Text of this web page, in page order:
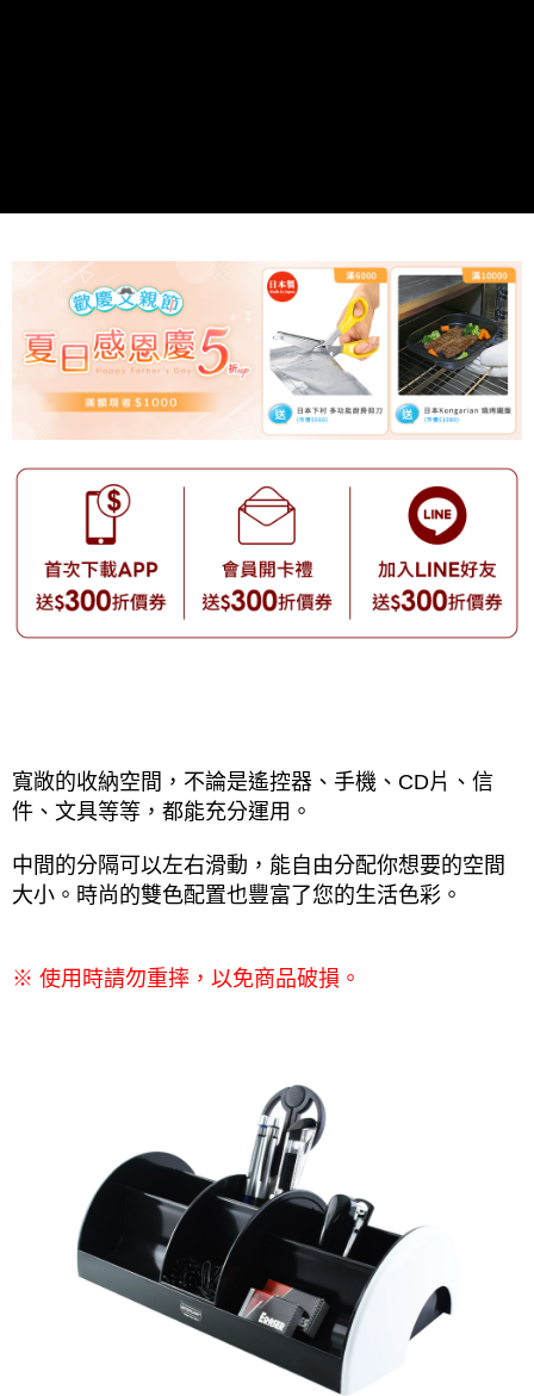
寬敞的收納空間，不論是遙控器、手機、CD片、信
件、文具等等，都能充分運用。
中間的分隔可以左右滑動，能自由分配你想要的空間
大小。時尚的雙色配置也豐富了您的生活色彩。
※ 使用時請勿重摔，以免商品破損。